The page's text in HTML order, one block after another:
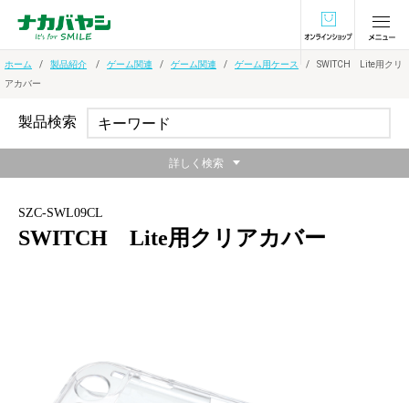
オンラインショ
ホーム 製品紹介 ゲーム関連 ゲーム関連 ゲーム用ケース
SWITCH Lite用クリ
アカバー
SZC-SWL09CL
SWITCH Lite用クリアカバー
製品検索
詳しく検索